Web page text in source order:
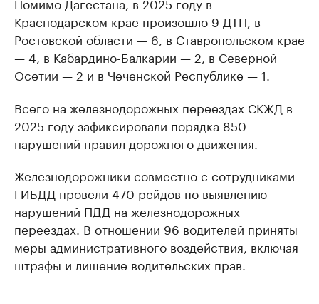
Краснодарском крае произошло 9 ДТП, в
Ростовской области — 6, в Ставропольском крае
— 4, в Кабардино-Балкарии — 2, в Северной
Осетии — 2 и в Чеченской Республике — 1.
Всего на железнодорожных переездах СКЖД в
2025 году зафиксировали порядка 850
нарушений правил дорожного движения.
Железнодорожники совместно с сотрудниками
ГИБДД провели 470 рейдов по выявлению
нарушений ПДД на железнодорожных
переездах. В отношении 96 водителей приняты
меры административного воздействия, включая
штрафы и лишение водительских прав.